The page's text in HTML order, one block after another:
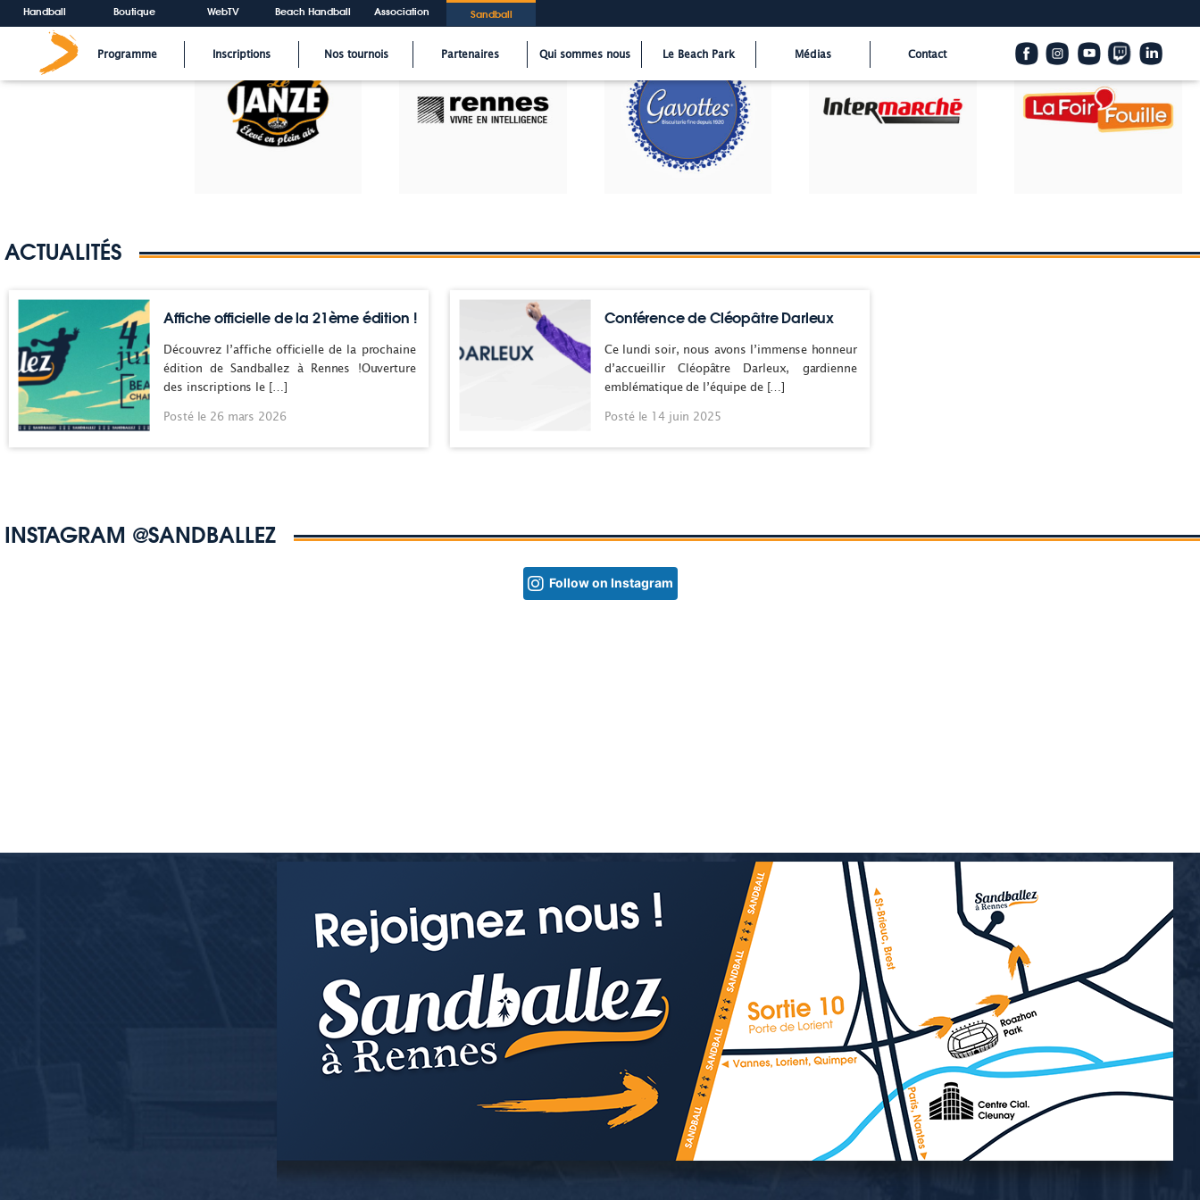
Handball Boutique WebTV Beach Handball Association Sandball
Programme Inscriptions Nos tournois Partenaires Qui sommes nous Le Beach Park Médias Contact
SANDBALL-2022
ACTUALITÉS
Affiche officielle de la 21ème édition !
Découvrez l’affiche officielle de la prochaine
édition de Sandballez à Rennes !Ouverture
des inscriptions le […]
Posté le 26 mars 2026
Conférence de Cléopâtre Darleux
Ce lundi soir, nous avons l’immense honneur
d’accueillir Cléopâtre Darleux, gardienne
emblématique de l’équipe de […]
Posté le 14 juin 2025
INSTAGRAM @SANDBALLEZ
Follow on Instagram